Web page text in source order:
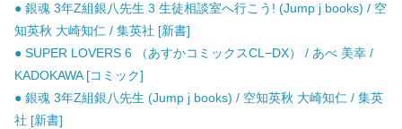
● 銀魂 3年Z組銀八先生 3 生徒相談室へ行こう! (Jump j books) / 空
知英秋 大崎知仁 / 集英社 [新書]
● SUPER LOVERS 6 （あすかコミックスCL−DX） / あべ 美幸 /
KADOKAWA [コミック]
● 銀魂 3年Z組銀八先生 (Jump j books) / 空知英秋 大崎知仁 / 集英
社 [新書]